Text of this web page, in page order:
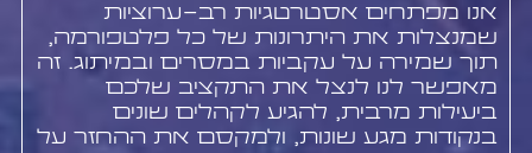
אנו מפתחים אסטרטגיות רב-ערוציות
שמנצלות את היתרונות של כל פלטפורמה,
תוך שמירה על עקביות במסרים ובמיתוג. זה
מאפשר לנו לנצל את התקציב שלכם
ביעילות מרבית, להגיע לקהלים שונים
בנקודות מגע שונות, ולמקסם את ההחזר על